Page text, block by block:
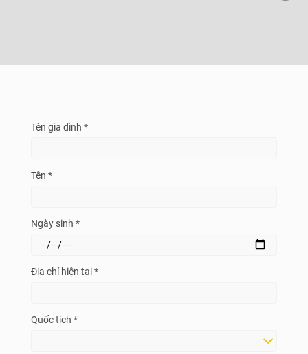
Tên gia đình *
Tên *
Ngày sinh *
Địa chỉ hiện tại *
Quốc tịch *